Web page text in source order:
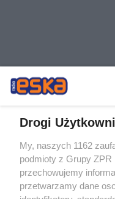
Żaden utwór zamieszczony
rozpowszechniany lub dalej
tym także elektroniczny lub
eksploatacji w jakiejkolwiek
Internecie bez pisemnej
Drogi
My, naszych 1162
podmioty z Grupy
przechowujemy
przetwarzamy dane